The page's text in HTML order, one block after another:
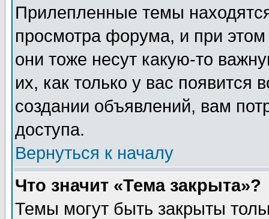
Прилепленные темы
просмотра форума, и при
они тоже несут какую-то
их, как только у вас появится
создании объявлений, вам
доступа.
Вернуться к началу
Что значит «Тема закрыта»?
Темы могут быть закрыты